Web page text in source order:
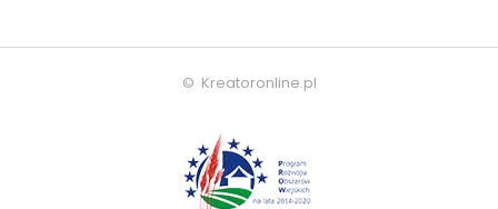
© Kreatoronline.pl